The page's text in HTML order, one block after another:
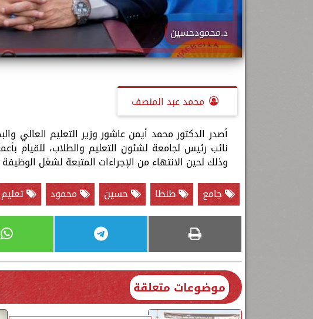
د.محمودحسين
محمد عبد المنصف
أصدر الدكتور محمد أيمن عاشور وزير التعليم العالي
وذلك لحين الانتهاء من الإجراءات المتبعة لشغل
جامع
طنطا حسين محمود تعليم
موضوعات متعلقة